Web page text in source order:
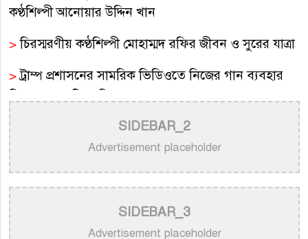
কণ্ঠশিল্পী আনোয়ার উদ্দিন খান
>চিরস্মরণীয় কণ্ঠশিল্পী মোহাম্মদ রফির জীবন ও সুরের যাত্রা
>ট্রাম্প প্রশাসনের সামরিক ভিডিওতে নিজের গান ব্যবহার
>
নতুন করে ভাইরাল ‘আজ কেন মন উদাসী হয়ে’ গানের
পেছনের গল্প
>
বাংলাদেশ বেতারে সুরকার ও সংগীত পরিচালক হিসেবে
তালিকাভুক্ত হলেন ৯২ শিল্পী
SIDEBAR_2
Advertisement placeholder
SIDEBAR_3
Advertisement placeholder